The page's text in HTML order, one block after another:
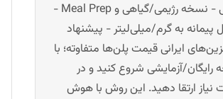
ایرانی - نسخه رژیمی/گیاهی و Meal Prep -
پیمانه به گرم/میلی‌لیتر - پیشنهاد
ایرانی قیمت پلن‌ها متفاوته؛ با
رایگان/آزمایشی شروع کنید و در
نیاز ارتقا دهید. این روش با هوش